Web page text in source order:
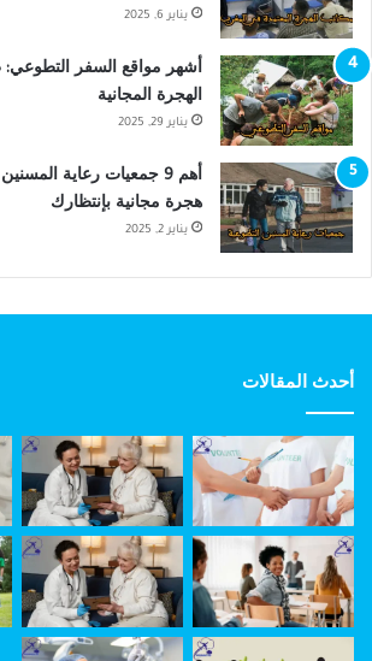
يناير 6, 2025
أشهر مواقع السفر
الهجرة المجانية
يناير 29, 2025
أهم 9 جمعيات رعاية
هجرة مجانية بإنتظارك
يناير 2, 2025
أحدث المقالات